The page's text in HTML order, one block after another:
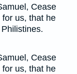
Cease
us, that he
Cease
us, that he